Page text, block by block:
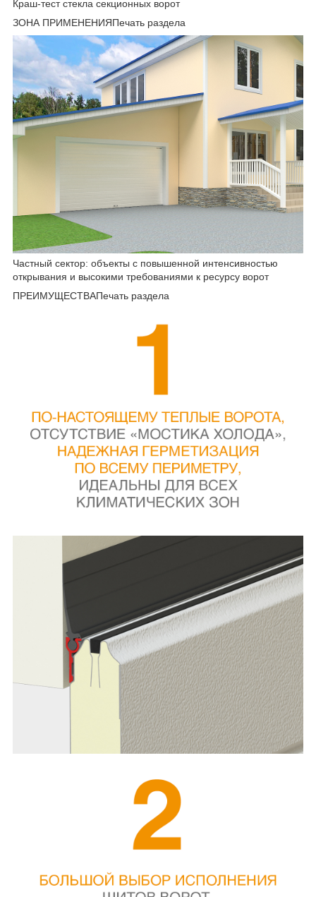
Краш-тест стекла секционных ворот
ЗОНА ПРИМЕНЕНИЯПечать раздела
Частный сектор: объекты с повышенной интенсивностью
открывания и высокими требованиями к ресурсу ворот
ПРЕИМУЩЕСТВАПечать раздела